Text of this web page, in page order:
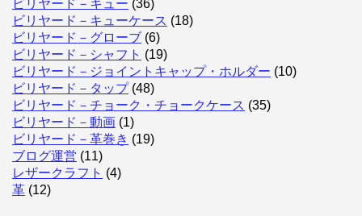
ビリヤード－キュー (36)
ビリヤード－キューケース (18)
ビリヤード－グローブ (6)
ビリヤード－シャフト (19)
ビリヤード－ジョイントキャップ・ホルダー (10)
ビリヤード－タップ(48)
ビリヤード－チョーク・チョークケース (35)
ビリヤード－動画 (1)
ビリヤード－革巻き (19)
ブログ運営 (11)
レザークラフト (4)
革 (12)